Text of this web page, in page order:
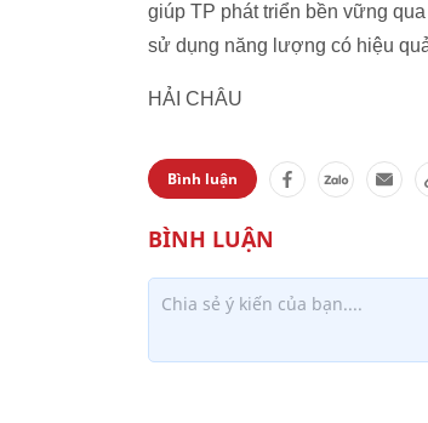
giúp TP phát triển bền vững
sử dụng năng lượng có hiệu
HẢI CHÂU
Bình luận